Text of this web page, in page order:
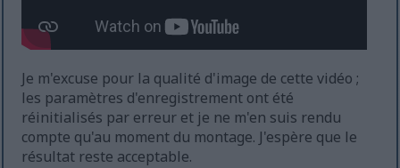
Je m'excuse pour la qualité d'image de cette vidéo ;
les paramètres d'enregistrement ont été
réinitialisés par erreur et je ne m'en suis rendu
compte qu'au moment du montage. J'espère que le
résultat reste acceptable.